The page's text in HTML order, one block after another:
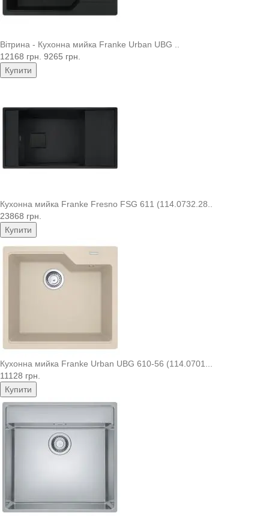
Вітрина - Кухонна мийка Franke Urban UBG ..
12168 грн. 9265 грн.
Купити
Кухонна мийка Franke Fresno FSG 611 (114.0732.28..
23868 грн.
Купити
Кухонна мийка Franke Urban UBG 610-56 (114.0701...
11128 грн.
Купити